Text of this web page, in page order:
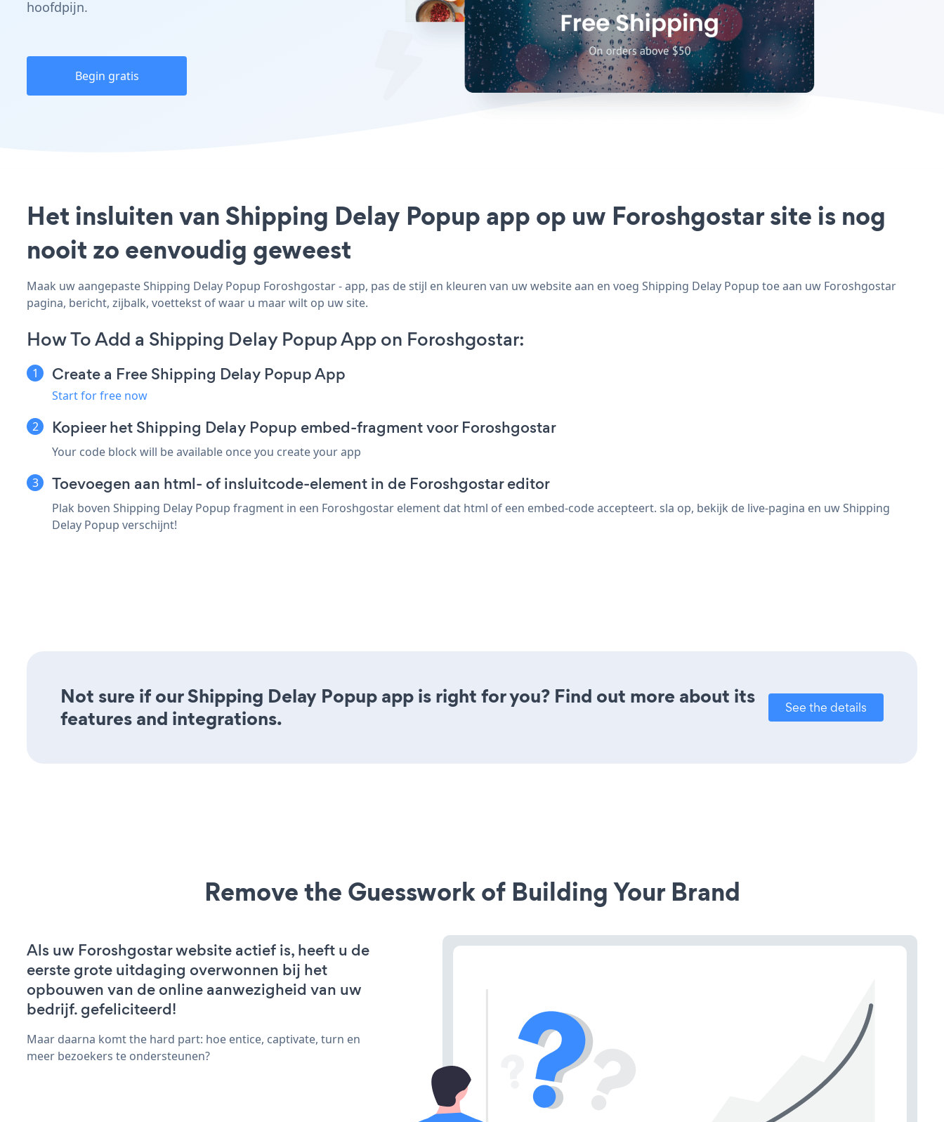
hoofdpijn.
Begin gratis
Het insluiten van Shipping Delay Popup app op uw Foroshgostar site is nog
nooit zo eenvoudig geweest
Maak uw aangepaste Shipping Delay Popup Foroshgostar - app, pas de stijl en kleuren van uw website aan en voeg Shipping Delay Popup toe aan uw Foroshgostar
pagina, bericht, zijbalk, voettekst of waar u maar wilt op uw site.
How To Add a Shipping Delay Popup App on Foroshgostar:
Create a Free Shipping Delay Popup App
Start for free now
Kopieer het Shipping Delay Popup embed-fragment voor Foroshgostar
Your code block will be available once you create your app
Toevoegen aan html- of insluitcode-element in de Foroshgostar editor
Plak boven Shipping Delay Popup fragment in een Foroshgostar element dat html of een embed-code accepteert. sla op, bekijk de live-pagina en uw Shipping
Delay Popup verschijnt!
Not sure if our Shipping Delay Popup app is right for you? Find out more about its
features and integrations.
See the details
Remove the Guesswork of Building Your Brand
Als uw Foroshgostar website actief is, heeft u de
eerste grote uitdaging overwonnen bij het
opbouwen van de online aanwezigheid van uw
bedrijf. gefeliciteerd!
Maar daarna komt the hard part: hoe entice, captivate, turn en
meer bezoekers te ondersteunen?